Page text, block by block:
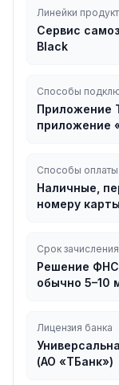
Линейки
Сервис
Black
Способы
Приложение
приложение
Способы оплаты
Наличные,
номеру
Срок зачисления
Решение ФНС
обычно 5–10
Лицензия банка
(АО «ТБанк»)